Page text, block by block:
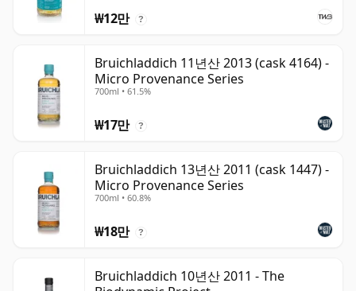
₩12만 ?
Bruichladdich 11년산 2013 (cask 4164) -
Micro Provenance Series
700ml • 61.5%
₩17만 ?
Bruichladdich 13년산 2011 (cask 1447) -
Micro Provenance Series
700ml • 60.8%
₩18만 ?
Bruichladdich 10년산 2011 - The